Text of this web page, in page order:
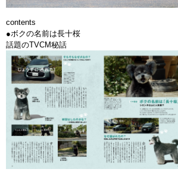
contents
●ボクの名前は長十桜
話題のTVCM秘話